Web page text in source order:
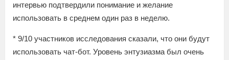
интервью подтвердили понимание и желание
использовать в среднем один раз в неделю.
* 9/10 участников исследования сказали, что они будут
использовать чат-бот. Уровень энтузиазма был очень